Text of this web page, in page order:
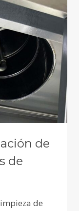
de
de
de